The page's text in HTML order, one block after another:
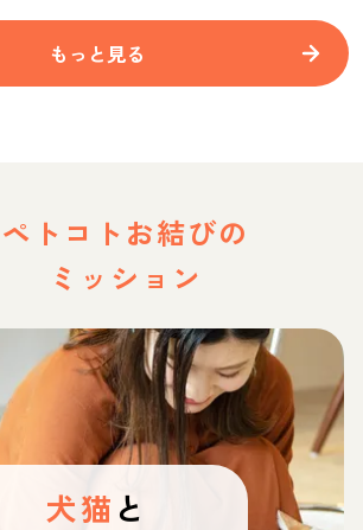
もっと見る
ペトコトお結びの
ミッション
犬猫 と